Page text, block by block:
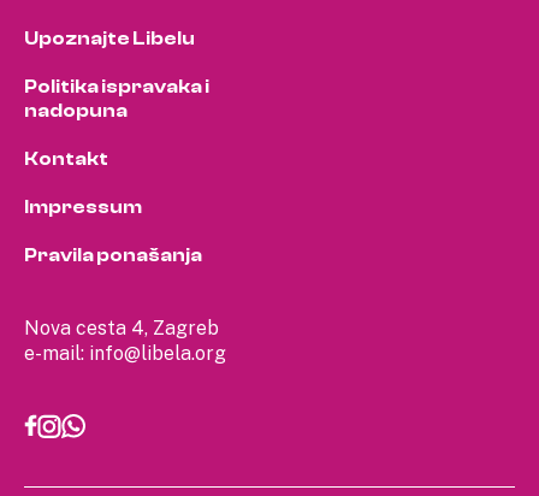
Nova cesta 4, Zagreb
e-mail: info@libela.org
Upoznajte Libelu
Politika ispravaka i
nadopuna
Kontakt
Impressum
Pravila ponašanja